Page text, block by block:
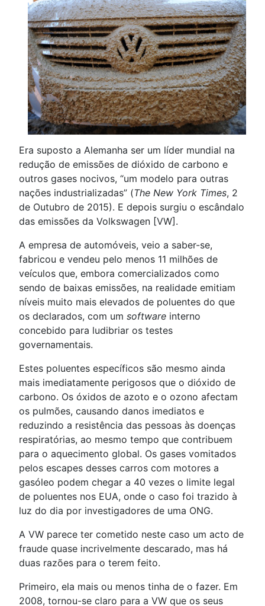
Era suposto a Alemanha ser um líder mundial na
redução de emissões de dióxido de carbono e
outros gases nocivos, “um modelo para outras
nações industrializadas” (The New York Times, 2
de Outubro de 2015). E depois surgiu o escândalo
das emissões da Volkswagen [VW].
A empresa de automóveis, veio a saber-se,
fabricou e vendeu pelo menos 11 milhões de
veículos que, embora comercializados como
sendo de baixas emissões, na realidade emitiam
níveis muito mais elevados de poluentes do que
os declarados, com um software interno
concebido para ludibriar os testes
governamentais.
Estes poluentes específicos são mesmo ainda
mais imediatamente perigosos que o dióxido de
carbono. Os óxidos de azoto e o ozono afectam
os pulmões, causando danos imediatos e
reduzindo a resistência das pessoas às doenças
respiratórias, ao mesmo tempo que contribuem
para o aquecimento global. Os gases vomitados
pelos escapes desses carros com motores a
gasóleo podem chegar a 40 vezes o limite legal
de poluentes nos EUA, onde o caso foi trazido à
luz do dia por investigadores de uma ONG.
A VW parece ter cometido neste caso um acto de
fraude quase incrivelmente descarado, mas há
duas razões para o terem feito.
Primeiro, ela mais ou menos tinha de o fazer. Em
2008, tornou-se claro para a VW que os seus